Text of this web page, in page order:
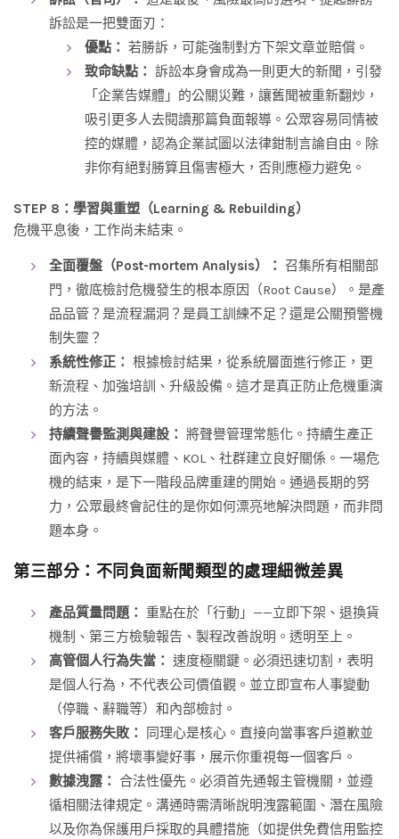
訴訟是一把雙面刃：
優點： 若勝訴，可能強制對方下架文章並賠償。
致命缺點： 訴訟本身會成為一則更大的新聞，引發
「企業告媒體」的公關災難，讓舊聞被重新翻炒，
吸引更多人去閱讀那篇負面報導。公眾容易同情被
控的媒體，認為企業試圖以法律鉗制言論自由。除
非你有絕對勝算且傷害極大，否則應極力避免。
STEP 8：學習與重塑（Learning & Rebuilding）
危機平息後，工作尚未結束。
全面覆盤（Post-mortem Analysis）： 召集所有相關部
門，徹底檢討危機發生的根本原因（Root Cause）。是產
品品管？是流程漏洞？是員工訓練不足？還是公關預警機
制失靈？
系統性修正： 根據檢討結果，從系統層面進行修正，更
新流程、加強培訓、升級設備。這才是真正防止危機重演
的方法。
持續聲譽監測與建設： 將聲譽管理常態化。持續生產正
面內容，持續與媒體、KOL、社群建立良好關係。一場危
機的結束，是下一階段品牌重建的開始。通過長期的努
力，公眾最終會記住的是你如何漂亮地解決問題，而非問
題本身。
第三部分：不同負面新聞類型的處理細微差異
產品質量問題： 重點在於「行動」——立即下架、退換貨
機制、第三方檢驗報告、製程改善說明。透明至上。
高管個人行為失當： 速度極關鍵。必須迅速切割，表明
是個人行為，不代表公司價值觀。並立即宣布人事變動
（停職、辭職等）和內部檢討。
客戶服務失敗：
同理心是核心。直接向當事客戶道歉並
提供補償，將壞事變好事，展示你重視每一個客戶。
數據洩露： 合法性優先。必須首先通報主管機關，並遵
循相關法律規定。溝通時需清晰說明洩露範圍、潛在風險
以及你為保護用戶採取的具體措施（如提供免費信用監控